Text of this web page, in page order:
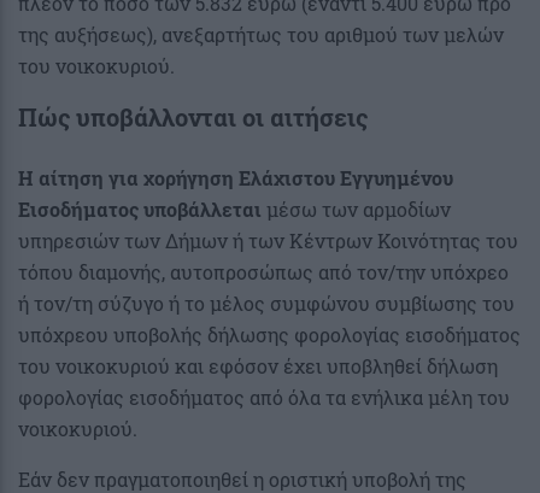
της αυξήσεως), ανεξαρτήτως του αριθμού των μελών
του νοικοκυριού.
Πώς υποβάλλονται οι αιτήσεις
Η αίτηση για χορήγηση Ελάχιστου Εγγυημένου
Εισοδήματος υποβάλλεται μέσω των αρμοδίων
υπηρεσιών των Δήμων ή των Κέντρων Κοινότητας του
τόπου διαμονής, αυτοπροσώπως από τον/την υπόχρεο
ή τον/τη σύζυγο ή το μέλος συμφώνου συμβίωσης του
υπόχρεου υποβολής δήλωσης φορολογίας εισοδήματος
του νοικοκυριού και εφόσον έχει υποβληθεί δήλωση
φορολογίας εισοδήματος από όλα τα ενήλικα μέλη του
νοικοκυριού.
Εάν δεν πραγματοποιηθεί η οριστική υποβολή της